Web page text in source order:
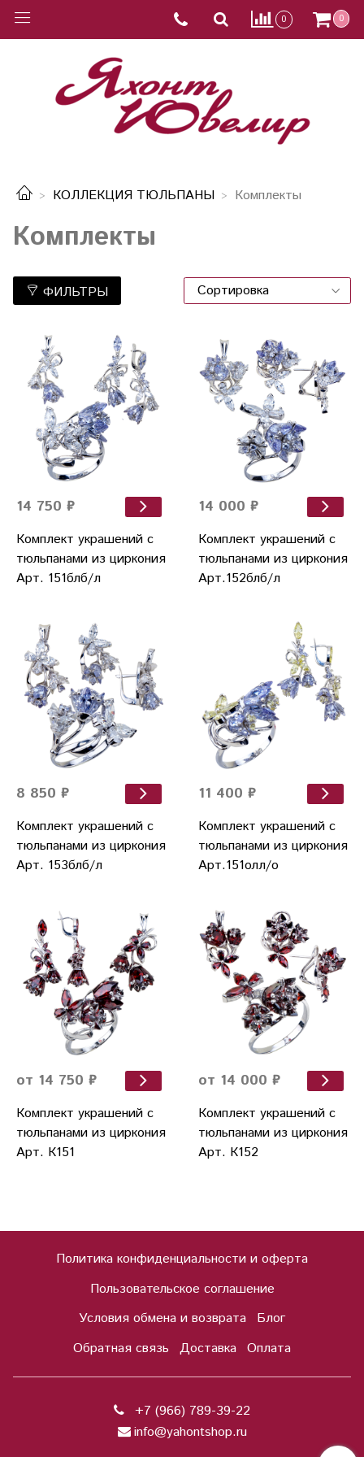
0 0
КОЛЛЕКЦИЯ ТЮЛЬПАНЫ Комплекты
Комплекты
ФИЛЬТРЫ
14 750 ₽
Комплект украшений с
тюльпанами из циркония
Арт. 151блб/л
14 000 ₽
Комплект украшений с
тюльпанами из циркония
Арт.152блб/л
8 850 ₽
Комплект украшений с
тюльпанами из циркония
Арт. 153блб/л
11 400 ₽
Комплект украшений с
тюльпанами из циркония
Арт.151олл/о
от 14 750 ₽
Комплект украшений с
тюльпанами из циркония
Арт. К151
от 14 000 ₽
Комплект украшений с
тюльпанами из циркония
Арт. К152
Политика конфиденциальности и оферта
Пользовательское соглашение
Условия обмена и возврата
Блог
Обратная связь
Доставка Оплата
+7 (966) 789-39-22
info@yahontshop.ru